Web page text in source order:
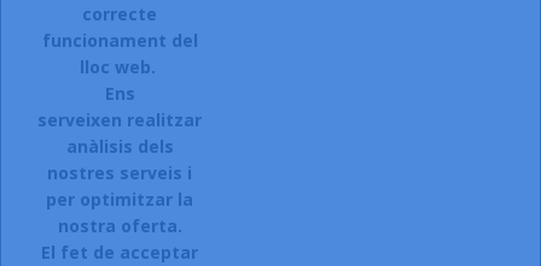
INSCRIURE'S AL BUTLLETÍ
Accepto el termes, condicions de servei i la política de
privacitat d'aquest lloc web.
correcte
funcionament del
lloc web.
Ens
serveixen realitzar
anàlisis dels
nostres serveis i
per optimitzar la
nostra oferta.
El fet de acceptar